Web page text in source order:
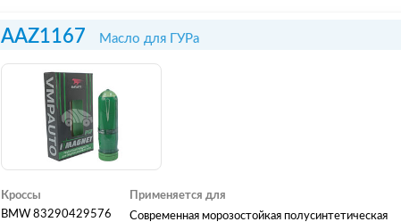
AAZ1167 Масло для ГУРа
Кроссы
BMW 83290429576
Применяется для
Современная морозостойкая полусинтетическая